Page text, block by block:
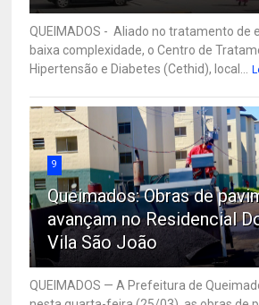
QUEIMADOS - Aliado no tratamento de
baixa complexidade, o Centro de
Hipertensão e Diabetes (Cethid), local...
9
Queimados: Obras de
avançam no Residencial
Vila São João
QUEIMADOS — A Prefeitura de